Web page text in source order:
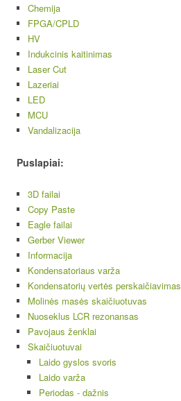
Chemija
FPGA/CPLD
HV
Indukcinis kaitinimas
Laser Cut
Lazeriai
LED
MCU
Vandalizacija
Puslapiai:
3D failai
Copy Paste
Eagle failai
Gerber Viewer
Informacija
Kondensatoriaus varža
Kondensatorių vertės perskaičiavimas
Molinės masės skaičiuotuvas
Nuoseklus LCR rezonansas
Pavojaus ženklai
Skaičiuotuvai
Laido gyslos svoris
Laido varža
Periodas - dažnis